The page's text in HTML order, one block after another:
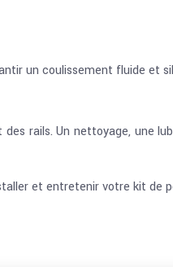
un coulissement fluide et
rails. Un nettoyage, une
et entretenir votre kit